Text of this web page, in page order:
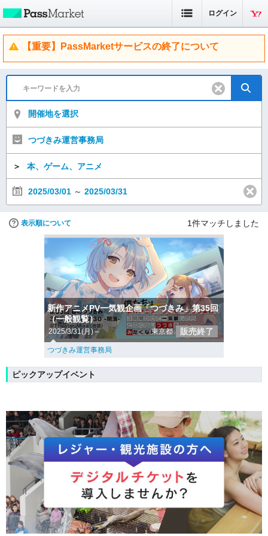
ログイン
【重要】PassMarketサービスの終了について
開催地を選択
つづきみ運営事務局
＞ 本、ゲーム、アニメ
2025/03/01 ～ 2025/03/31
表示順について 1件マッチしました
新作アニメPV一気観企画「つづきみ」第35回
（一般観覧）
2025/3/31(月)～ 東京都 販売終了
つづきみ運営事務局
ピックアップイベント